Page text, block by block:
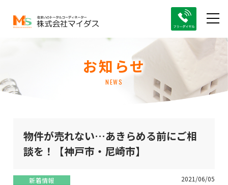
お知らせ
NEWS
物件が売れない…あきらめる前にご相
談を！【神戸市・尼崎市】
新着情報 2021/06/05